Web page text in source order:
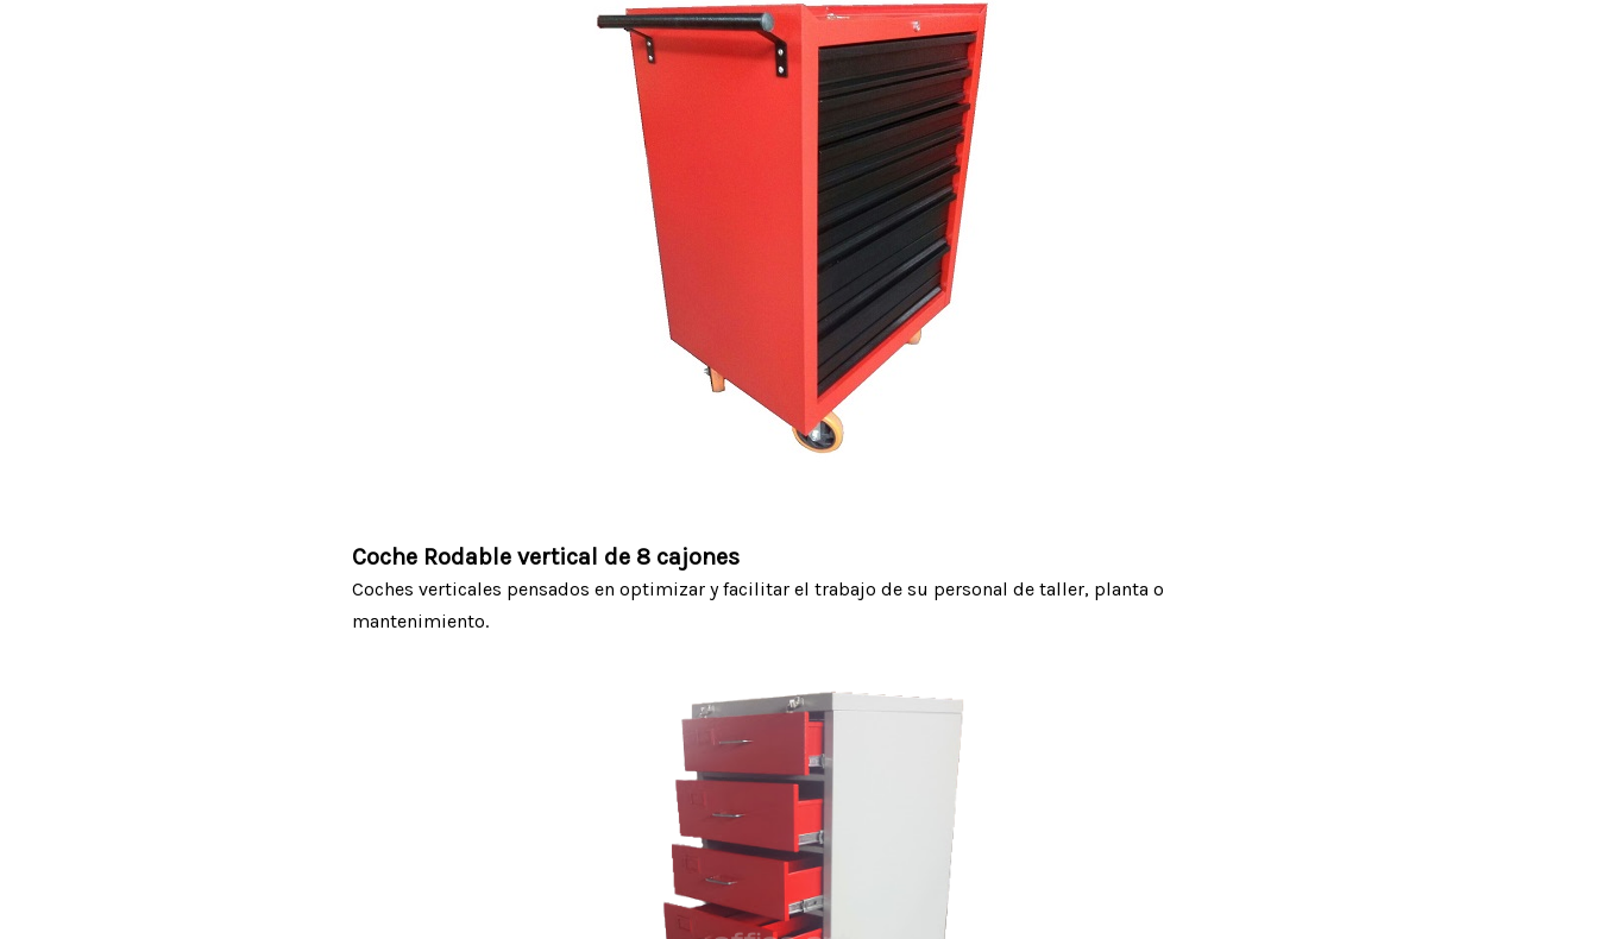
Coche Rodable vertical de 8 cajones
Coches verticales pensados en optimizar y facilitar el trabajo de su personal de taller, planta o
mantenimiento.